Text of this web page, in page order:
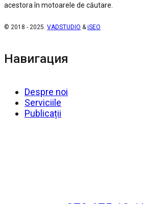
acestora în motoarele de căutare.
© 2018 - 2025. VADSTUDIO & iSEO
Навигация
Despre noi
Serviciile
Publicații